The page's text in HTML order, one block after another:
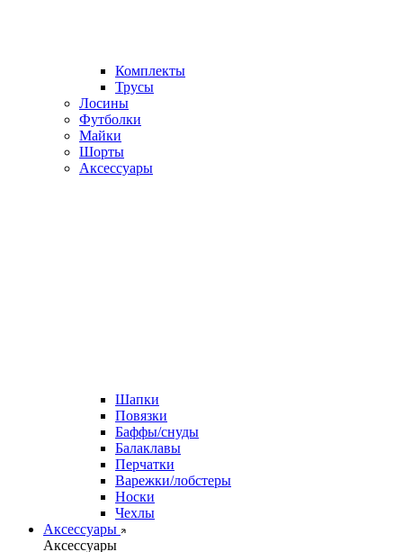
Комплекты
Трусы
Лосины
Футболки
Майки
Шорты
Аксессуары
Шапки
Повязки
Баффы/снуды
Балаклавы
Перчатки
Варежки/лобстеры
Носки
Чехлы
Аксессуары
Аксессуары